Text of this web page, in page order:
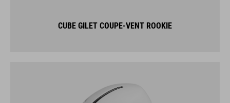
CUBE GILET COUPE-VENT ROOKIE